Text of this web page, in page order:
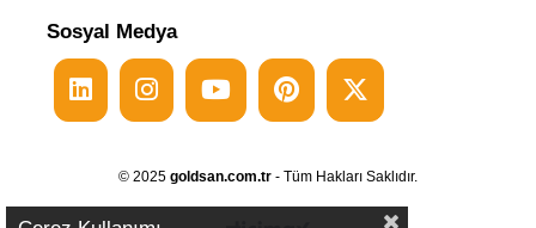
Sosyal Medya
© 2025 goldsan.com.tr - Tüm Hakları Saklıdır.